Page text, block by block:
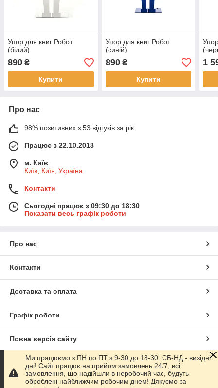
Упор для книг Робот
(білий)
890 ₴
Купити
Упор для книг Робот
(синій)
890₴
Купити
1
Про нас
98% позитивних з 53 відгуків за рік
Працює з 22.10.2018
м. Київ
Київ, Київ, Україна
Контакти
Сьогодні працює з 09:30 до 18:30
Показати весь графік роботи
Про нас
Контакти
Доставка та оплата
Графік роботи
Повна версія сайту
Сайт створено на маркетплейсіProm.ua
Ми працюємо з ПН по ПТ з 9-30 до 18-30. СБ-НД - вихідні
дні! Сайт працює на прийом замовлень 24/7, всі
замовлення, що надійшли в неробочий час, будуть
оброблені найближчим робочим днем! Дякуємо за